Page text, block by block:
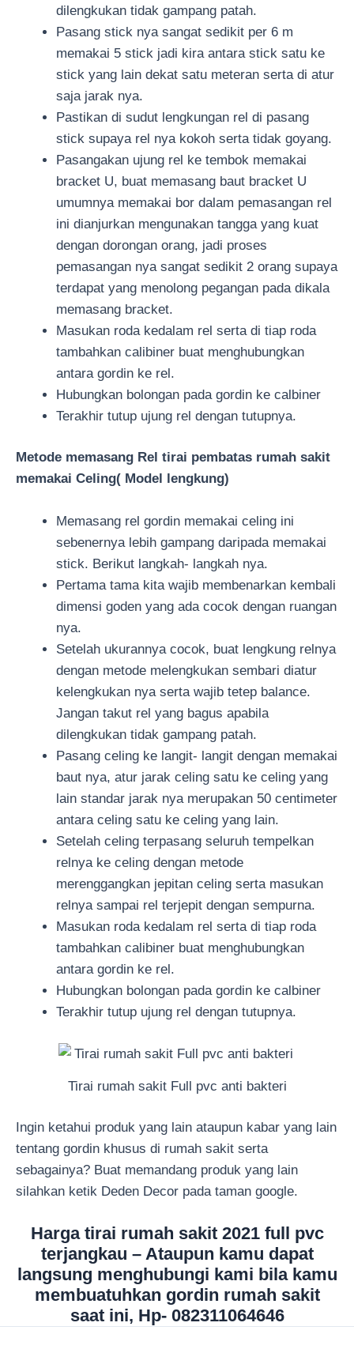
dilengkukan tidak gampang patah.
Pasang stick nya sangat sedikit per 6 m
memakai 5 stick jadi kira antara stick satu ke
stick yang lain dekat satu meteran serta di atur
saja jarak nya.
Pastikan di sudut lengkungan rel di pasang
stick supaya rel nya kokoh serta tidak goyang.
Pasangakan ujung rel ke tembok memakai
bracket U, buat memasang baut bracket U
umumnya memakai bor dalam pemasangan rel
ini dianjurkan mengunakan tangga yang kuat
dengan dorongan orang, jadi proses
pemasangan nya sangat sedikit 2 orang supaya
terdapat yang menolong pegangan pada dikala
memasang bracket.
Masukan roda kedalam rel serta di tiap roda
tambahkan calibiner buat menghubungkan
antara gordin ke rel.
Hubungkan bolongan pada gordin ke calbiner
Terakhir tutup ujung rel dengan tutupnya.
Metode memasang Rel tirai pembatas rumah sakit
memakai Celing( Model lengkung)
Memasang rel gordin memakai celing ini
sebenernya lebih gampang daripada memakai
stick. Berikut langkah- langkah nya.
Pertama tama kita wajib membenarkan kembali
dimensi goden yang ada cocok dengan ruangan
nya.
Setelah ukurannya cocok, buat lengkung relnya
dengan metode melengkukan sembari diatur
kelengkukan nya serta wajib tetep balance.
Jangan takut rel yang bagus apabila
dilengkukan tidak gampang patah.
Pasang celing ke langit- langit dengan memakai
baut nya, atur jarak celing satu ke celing yang
lain standar jarak nya merupakan 50 centimeter
antara celing satu ke celing yang lain.
Setelah celing terpasang seluruh tempelkan
relnya ke celing dengan metode
merenggangkan jepitan celing serta masukan
relnya sampai rel terjepit dengan sempurna.
Masukan roda kedalam rel serta di tiap roda
tambahkan calibiner buat menghubungkan
antara gordin ke rel.
Hubungkan bolongan pada gordin ke calbiner
Terakhir tutup ujung rel dengan tutupnya.
Tirai rumah sakit Full pvc anti bakteri
Ingin ketahui produk yang lain ataupun kabar yang lain
tentang gordin khusus di rumah sakit serta
sebagainya? Buat memandang produk yang lain
silahkan ketik Deden Decor pada taman google.
Harga tirai rumah sakit 2021 full pvc
terjangkau – Ataupun kamu dapat
langsung menghubungi kami bila kamu
membuatuhkan gordin rumah sakit
saat ini, Hp- 082311064646